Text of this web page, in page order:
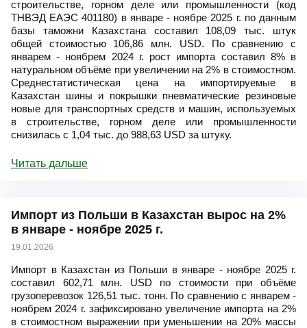
строительстве, горном деле или промышленности (код
ТНВЭД ЕАЭС 401180) в январе - ноябре 2025 г. по данным
базы таможни Казахстана составил 108,09 тыс. штук
общей стоимостью 106,86 млн. USD. По сравнению с
январем - ноябрем 2024 г. рост импорта составил 8% в
натуральном объёме при увеличении на 2% в стоимостном.
Среднестатистическая цена на импортируемые в
Казахстан шины и покрышки пневматические резиновые
новые для транспортных средств и машин, используемых
в строительстве, горном деле или промышленности
снизилась с 1,04 тыс. до 988,63 USD за штуку.
Читать дальше
Импорт из Польши в Казахстан вырос на 2%
в январе - ноябре 2025 г.
19.01.2026
Импорт в Казахстан из Польши в январе - ноябре 2025 г.
составил 602,71 млн. USD по стоимости при объёме
грузоперевозок 126,51 тыс. тонн. По сравнению с январем -
ноябрем 2024 г. зафиксировано увеличение импорта на 2%
в стоимостном выражении при уменьшении на 20% массы